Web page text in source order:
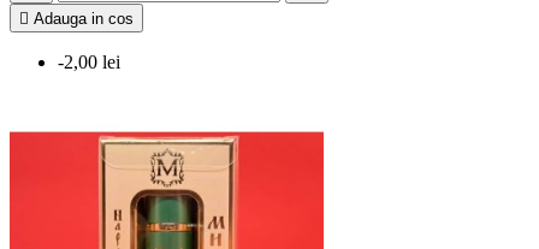
 Adauga in cos
-2,00 lei